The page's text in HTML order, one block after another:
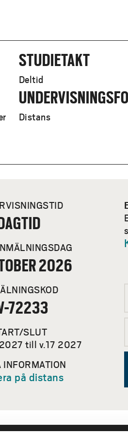
STUDIETAKT
Deltid
Distans
2026
72233
SLUT
till v.17 2027
INFORMATION
på distans